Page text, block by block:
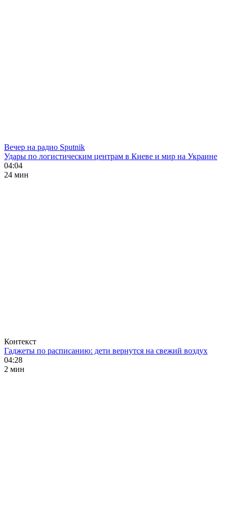
Вечер на радио Sputnik
Удары по логистическим центрам в Киеве и мир на Украине
04:04
24 мин
Контекст
Гаджеты по расписанию: дети вернутся на свежий воздух
04:28
2 мин